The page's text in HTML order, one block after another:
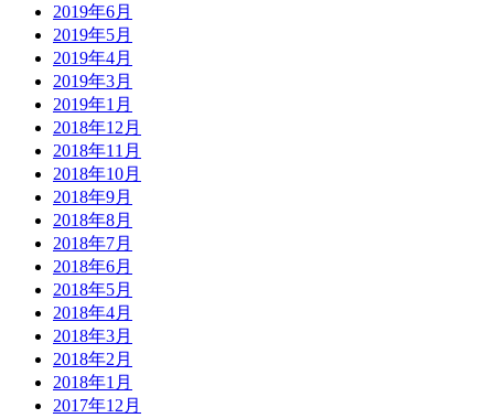
2019年6月
2019年5月
2019年4月
2019年3月
2019年1月
2018年12月
2018年11月
2018年10月
2018年9月
2018年8月
2018年7月
2018年6月
2018年5月
2018年4月
2018年3月
2018年2月
2018年1月
2017年12月